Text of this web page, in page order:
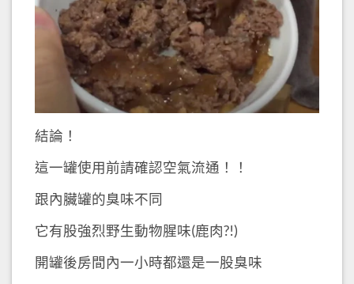
結論！
這一罐使用前請確認空氣流通！！
跟內臟罐的臭味不同
它有股強烈野生動物腥味(鹿肉?!)
開罐後房間內一小時都還是一股臭味